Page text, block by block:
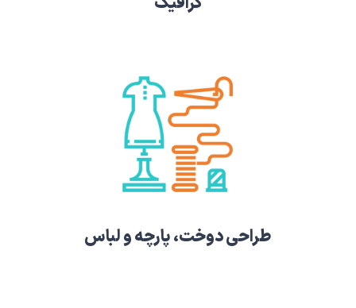
طراحی دوخت، پارچه و لباس